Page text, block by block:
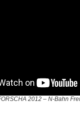
2012 – N-Bahn